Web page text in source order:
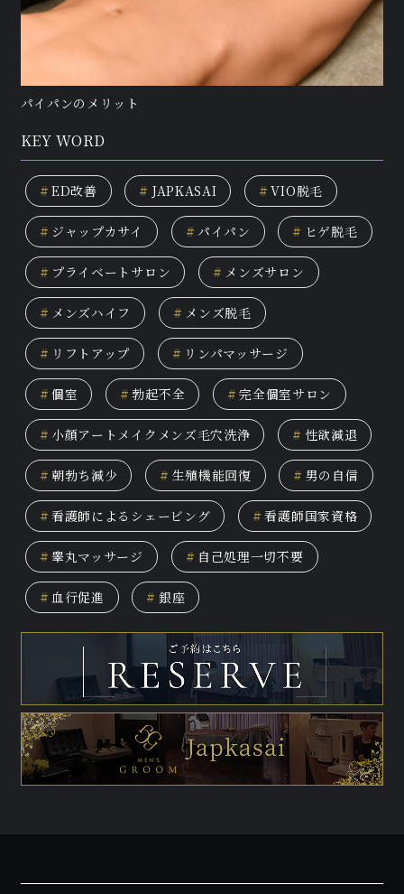
パイパンのメリット
KEY WORD
# ED改善 # JAPKASAI # VIO脱毛
# ジャップカサイ # パイパン # ヒゲ脱毛
# プライベートサロン # メンズサロン
# メンズハイフ # メンズ脱毛
# リフトアップ # リンパマッサージ
# 個室 # 勃起不全 # 完全個室サロン
# 小顔アートメイクメンズ毛穴洗浄 # 性欲減退
# 朝勃ち減少 # 生殖機能回復 # 男の自信
# 看護師によるシェービング # 看護師国家資格
# 睾丸マッサージ # 自己処理一切不要
# 血行促進 # 銀座